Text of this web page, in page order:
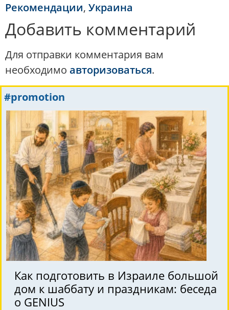
Рекомендации, Украина
Добавить комментарий
Для отправки комментария вам
необходимо авторизоваться.
#promotion
Как подготовить в Израиле большой
дом к шаббату и праздникам: беседа
о GENIUS